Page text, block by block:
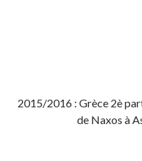
2015/2016 : Grèce 2è
de Naxos à